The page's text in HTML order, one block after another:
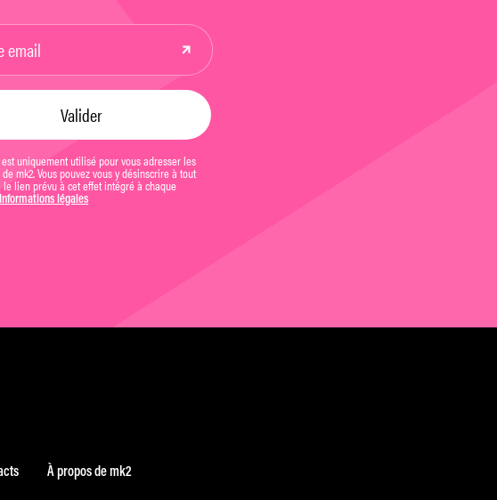
uniquement utilisé pour vous adresser les
mk2. Vous pouvez vous y désinscrire à tout
le lien prévu à cet effet intégré à chaque
Informations légales
À propos de mk2